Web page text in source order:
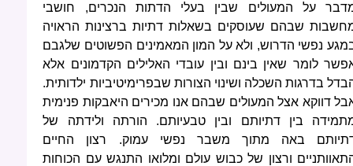
על המעולים שבין בעלי הדתות הנכרים, חושבי
שבהם שעוסקים בשאלות דתיות ברצינות הראויה
נפשי הדרוש, ולא על המון המאמינים הפשוטים שלגבם
לומר שאין בינם ובין עובדי האלילים הקדמונים אלא
בדרגות השכלה ושינוי הצורות שבפרימיטיביות ילדותית.
דווקא אצל המעולים שבהם אנו מכירים היאבקות פנימית
בין דתיותם ובין טבעיותם. הורתה ולידתה של
באה מתוך משבר נפשי עמוק. רצון החיים
ורצון של כבוש עולם ומלואו התנגש עם הכוחות